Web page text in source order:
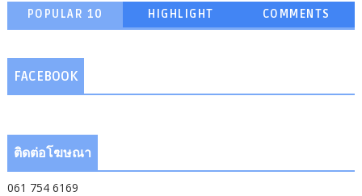
POPULAR 10 HIGHLIGHT COMMENTS
FACEBOOK
ติดต่อโฆษณา
061 754 6169